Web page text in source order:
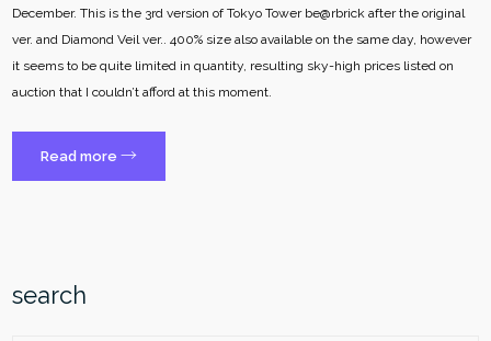
December. This is the 3rd version of Tokyo Tower be@rbrick after the original
ver. and Diamond Veil ver.. 400% size also available on the same day, however
it seems to be quite limited in quantity, resulting sky-high prices listed on
auction that I couldn’t afford at this moment.
Read more“ベ
ア
→
search